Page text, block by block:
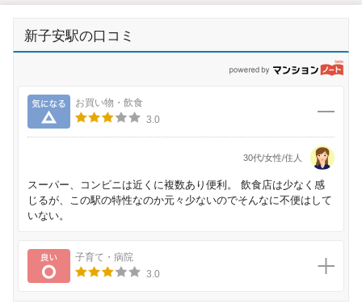
新子安駅の口コミ
気になる
お買い物・飲食
3.0
30代/女性/住人
スーパー、コンビニは近くに複数あり便利。 飲食店は少なく感
じるが、この駅の特性なのか元々少ないのでそんなに不便はして
いない。
良い
子育て・病院
3.0